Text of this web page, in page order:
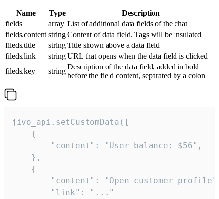
Name Type
Description
fields
array List of additional data fields of the chat
fields.content string Content of data field. Tags will be insulated
fileds.title
string Title shown above a data field
fileds.link
string URL that opens when the data field is clicked
fileds.key
string
Description of the data field, added in bold
before the field content, separated by a colon
jivo_api.setCustomData([
    {
        "content": "User balance: $56",
    },
    {
"content": "Open customer
        "link": "..."